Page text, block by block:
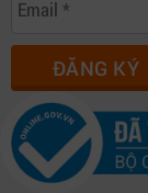
ĐĂNG KÝ